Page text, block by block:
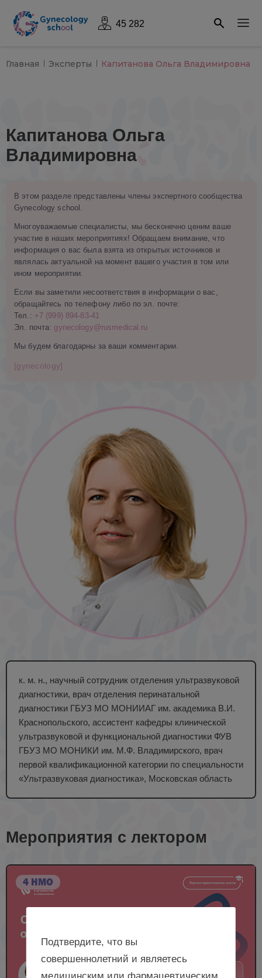
45 282
Главная Эксперты Капитанова Ольга Владимировна
Капитанова Ольга
Владимировна
В этом разделе представлены члены экспертного сообщества
Gynecology school.
Многоуважаемые специалисты, мы бесконечно ценим ваше
участие в наших мероприятиях! Обращаем внимание, что
информация о вас была взята из открытых источников и
являлась актуальной на момент вашего участия в том или
ином мероприятии.
Если вы заметили несоответствия в информации о вас,
обращайтесь по телефону либо по эл. почте:
Тел.: +7 (999) 894-83-41
Эл. почта: gynecology@rusmedical.ru
Мы будем благодарны за ваши комментарии.
[gynecology]
к. м. н., научный сотрудник отделения ультразвуковой
диагностики, врач отделения перинатальной
диагностики ГБУЗ МО МОНИИАГ им. академика В.И.
Краснопольского, ассистент кафедры клинической
ультразвуковой и функциональной диагностики ФУВ
ГБУЗ МО МОНИКИ им. М.Ф. Владимирского, врач
первой квалификационной категории по специальности
«Ультразвуковая диагностика», Московская область
Мероприятия с лектором
4 НМО
Подтвердите, что вы
совершеннолетний и являетесь
медицинским или фармацевтическим